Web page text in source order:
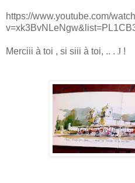
https://www.youtube.com/
Merciii à toi , si siii à toi, .. . J !